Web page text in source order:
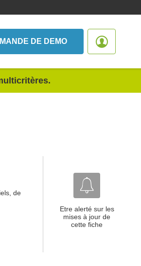
DE DEMO
de
Etre alerté sur les
mises à jour de
cette fiche